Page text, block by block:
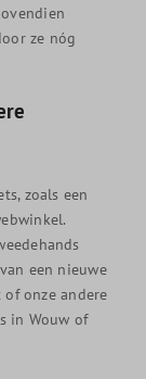
ze nóg
zoals een
een nieuwe
onze andere
in Wouw of